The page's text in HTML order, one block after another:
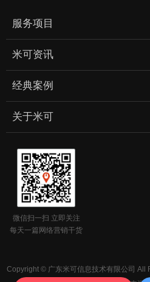
服务项目
米可资讯
经典案例
关于米可
微信扫一扫 立即关注
每天一篇网络营销干货
Copyright © 广东米可信息技术有限公司 All